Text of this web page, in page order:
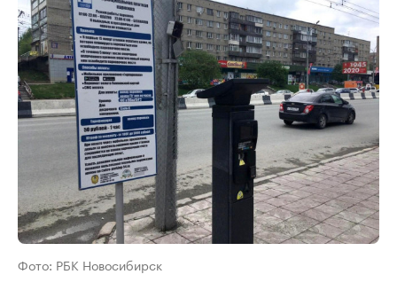
Фото: РБК Новосибирск